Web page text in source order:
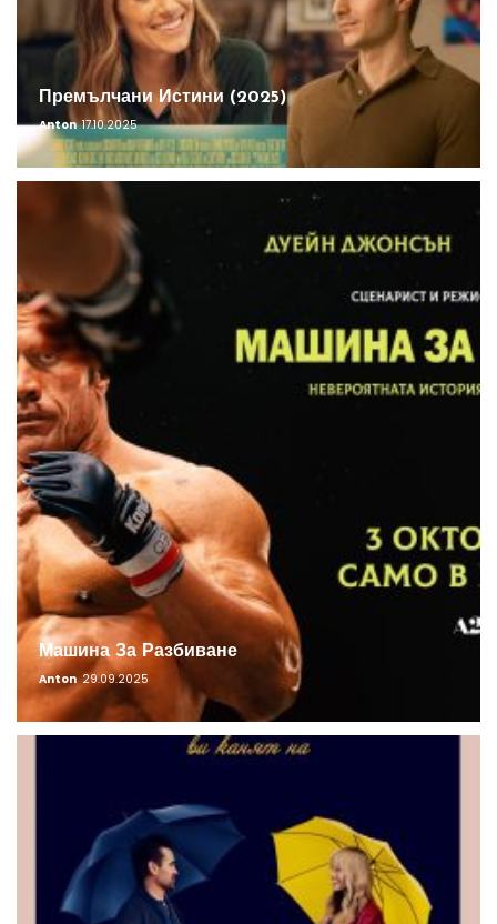
Премълчани Истини (2025)
Anton 17.10.2025
Машина За Разбиване
Anton 29.09.2025